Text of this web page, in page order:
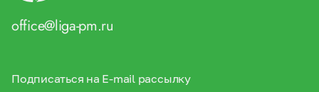
office@liga-pm.ru
Подписаться на E-mail рассылку